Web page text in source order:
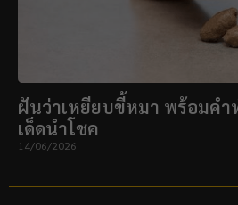
ฝันว่าเหยียบขี้หมา พร้อมคำ
เด็ดนำโชค
14/06/2026